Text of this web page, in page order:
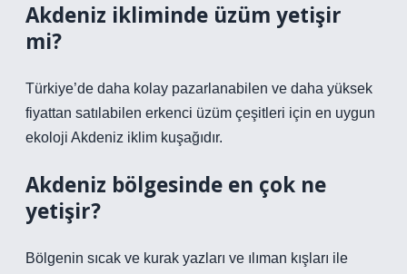
Akdeniz ikliminde üzüm yetişir
mi?
Türkiye’de daha kolay pazarlanabilen ve daha yüksek
fiyattan satılabilen erkenci üzüm çeşitleri için en uygun
ekoloji Akdeniz iklim kuşağıdır.
Akdeniz bölgesinde en çok ne
yetişir?
Bölgenin sıcak ve kurak yazları ve ılıman kışları ile